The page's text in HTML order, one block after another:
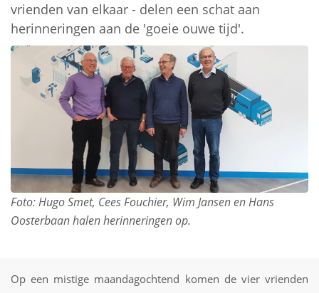
vrienden van elkaar - delen een schat aan
herinneringen aan de 'goeie ouwe tijd'.
Foto: Hugo Smet, Cees Fouchier, Wim Jansenen Hans
Oosterbaan halen herinneringen op.
Op een mistige maandagochtend komen de vier vrienden